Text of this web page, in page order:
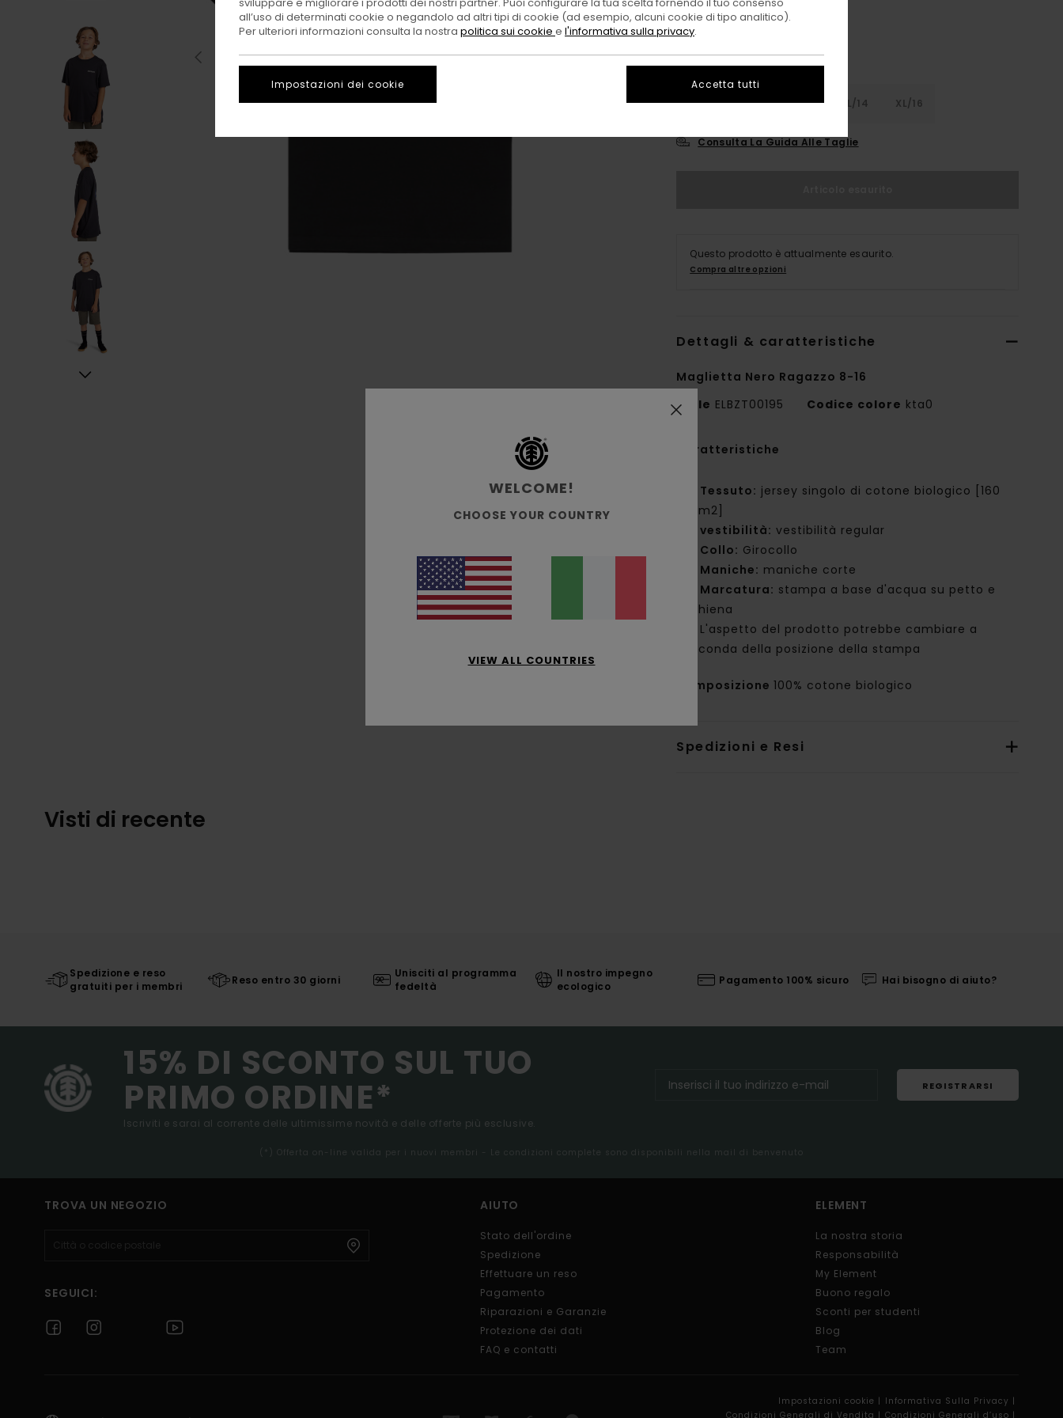
XS/8 S/10 M/12 L/14 XL/16
Consulta La Guida Alle Taglie
Questo prodotto è attualmente esaurito.
Compra altre opzioni
Dettagli & caratteristiche
Maglietta Nero Ragazzo 8-16
Style ELBZT00195 Codice colore kta0
Caratteristiche
Tessuto: jersey singolo di cotone biologico [160
g/m2]
vestibilità: vestibilità regular
Collo: Girocollo
Maniche: maniche corte
Marcatura: stampa a base d'acqua su petto e
schiena
L'aspetto del prodotto potrebbe cambiare a
seconda della posizione della stampa
Composizione100% cotone biologico
Spedizioni e Resi
Visti di recente
Spedizione e reso
gratuiti per i membri
Reso entro 30 giorni
Unisciti al programma
fedeltà
Il nostro impegno
ecologico
Pagamento 100% sicuro Hai bisogno di aiuto?
15% DI SCONTO SUL TUO
PRIMO ORDINE*
Iscriviti e sarai al corrente delle ultimissime novità e delle offerte più esclusive.
REGISTRARSI
(*) Offerta on-line valida per i nuovi membri - Le condizioni complete sono disponibili nella mail di benvenuto
TROVA UN NEGOZIO
SEGUICI:
AIUTO
Stato dell'ordine
Spedizione
Effettuare un reso
Pagamento
Riparazioni e Garanzie
Protezione dei dati
FAQ e contatti
ELEMENT
La nostra storia
Responsabilità
My Element
Buono regalo
Sconti per studenti
Blog
Team
Impostazioni cookie | Informativa Sulla Privacy |
Condizioni Generali di Vendita | Condizioni Generali d’uso |
WELCOME!
CHOOSE YOUR COUNTRY
VIEW ALL COUNTRIES
all’uso di determinati cookie o negandolo ad altri tipi di cookie (ad esempio, alcuni cookie di tipo analitico).
Per ulteriori informazioni consulta la nostra politica sui cookie e l'informativa sulla privacy.
Impostazioni dei cookie Accetta tutti